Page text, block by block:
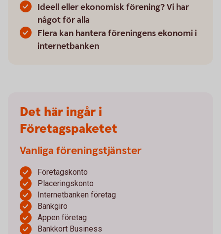
Ideell eller ekonomisk förening? Vi har
något för alla
Flera kan hantera föreningens ekonomi i
internetbanken
Det här ingår i
Företagspaketet
Vanliga föreningstjänster
Företagskonto
Placeringskonto
Internetbanken företag
Bankgiro
Appen företag
Bankkort Business